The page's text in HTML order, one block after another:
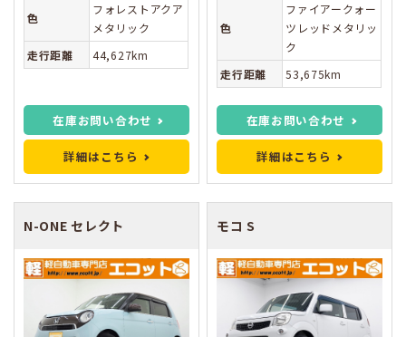
色
フォレストアクア
メタリック
走行距離
44,627km
在庫お問い合わせ
詳細はこちら
色
ファイアークォー
ツレッドメタリッ
ク
走行距離
53,675km
在庫お問い合わせ
詳細はこちら
N-ONEセレクト モコS